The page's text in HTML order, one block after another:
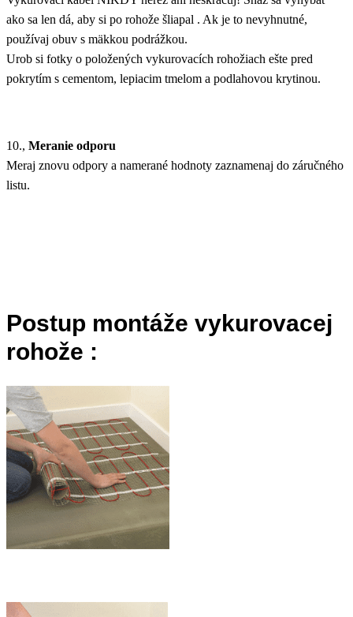
ako sa len dá, aby si po rohože šliapal . Ak je to nevyhnutné,
používaj obuv s mäkkou podrážkou.
Urob si fotky o položených vykurovacích rohožiach ešte pred
pokrytím s cementom, lepiacim tmelom a podlahovou krytinou.
10., Meranie odporu
Meraj znovu odpory a namerané hodnoty zaznamenaj do záručného
listu.
Postup montáže vykurovacej
rohože :